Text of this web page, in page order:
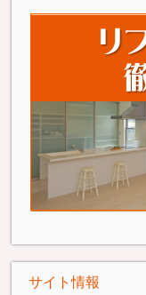
サイト情報